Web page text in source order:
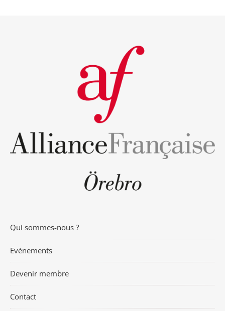
Qui sommes-nous ?
Evènements
Devenir membre
Contact